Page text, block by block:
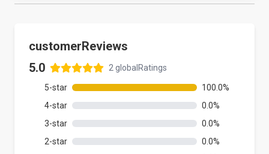
customerReviews
5.0
2globalRatings
5-star 100.0%
4-star 0.0%
3-star 0.0%
2-star 0.0%